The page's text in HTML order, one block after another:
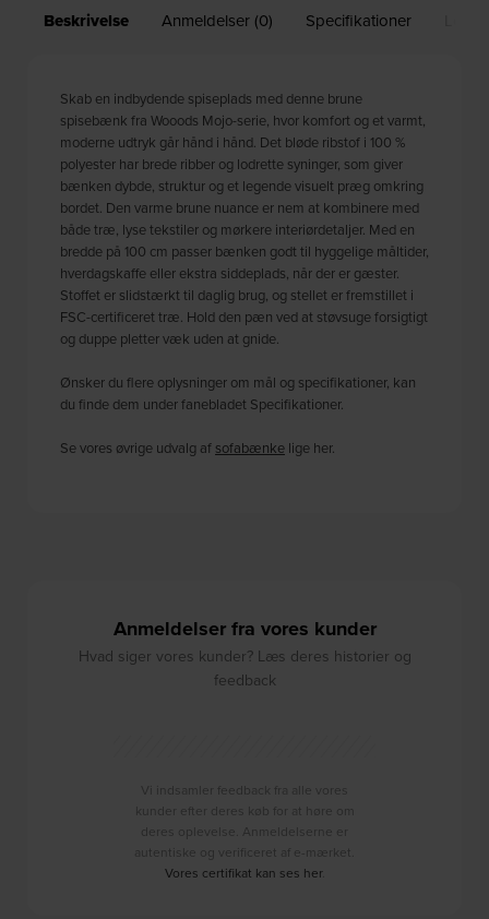
Beskrivelse Anmeldelser (0) Specifikationer
Skab en indbydende spiseplads med denne brune
spisebænk fra Wooods Mojo-serie, hvor komfort og et varmt,
moderne udtryk går hånd i hånd. Det bløde ribstof i 100 %
polyester har brede ribber og lodrette syninger, som giver
bænken dybde, struktur og et legende visuelt præg omkring
bordet. Den varme brune nuance er nem at kombinere med
både træ, lyse tekstiler og mørkere interiørdetaljer. Med en
bredde på 100 cm passer bænken godt til hyggelige måltider,
hverdagskaffe eller ekstra siddeplads, når der er gæster.
Stoffet er slidstærkt til daglig brug, og stellet er fremstillet i
FSC-certificeret træ. Hold den pæn ved at støvsuge forsigtigt
og duppe pletter væk uden at gnide.
Ønsker du flere oplysninger om mål og specifikationer, kan
du finde dem under fanebladet Specifikationer.
Se vores øvrige udvalg af sofabænke lige her.
Anmeldelser fra vores kunder
Hvad siger vores kunder? Læs deres historier og
feedback
Vi indsamler feedback fra alle vores
kunder efter deres køb for at høre om
deres oplevelse. Anmeldelserne er
autentiske og verificeret af e-mærket.
Vores certifikat kan ses her.